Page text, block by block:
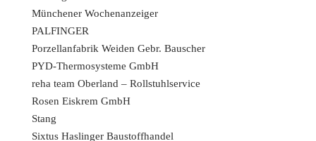
Münchener Wochenanzeiger
PALFINGER
Porzellanfabrik Weiden Gebr. Bauscher
PYD-Thermosysteme GmbH
reha team Oberland – Rollstuhlservice
Rosen Eiskrem GmbH
Stang
Sixtus Haslinger Baustoffhandel